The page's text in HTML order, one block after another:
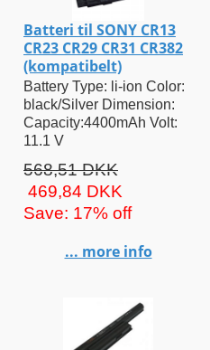
Batteri til SONY CR13
CR23 CR29 CR31 CR382
(kompatibelt)
Battery Type: li-ion Color:
black/Silver Dimension:
Capacity:4400mAh Volt:
11.1 V
568,51 DKK
469,84 DKK
Save: 17% off
... more info